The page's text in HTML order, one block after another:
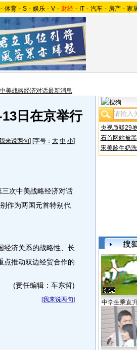
- 体育 - S - 娱乐 - V - 财经 - IT - 汽车 - 房产 - 家
美战略经济对话最新消息
日在京举行
来说两句] [字号： 大 中 小]
次中美战略经济对话
作为两国元首特别代
济关系的战略性、长
点推动双边经贸合作的
(责任编辑：车东哲)
[我来说两句]
央视质疑29
石首网站被黑
宋美龄牛奶
中学生乘直